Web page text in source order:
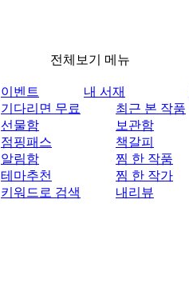
전체보기 메뉴
이벤트
기다리면 무료
선물함
점핑패스
알림함
테마추천
키워드로 검색
내 서재
최근 본 작품
보관함
책갈피
찜 한 작품
찜 한 작가
내리뷰